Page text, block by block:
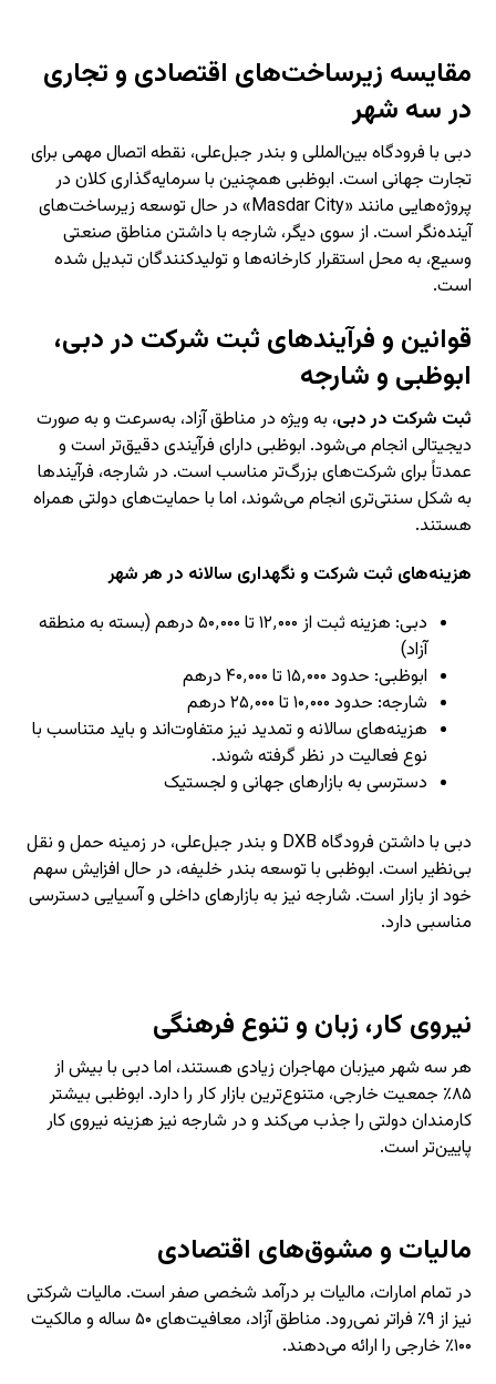
مقایسه زیرساخت‌های اقتصادی و تجاری
در سه شهر
دبی با فرودگاه بین‌المللی و بندر جبل‌علی، نقطه اتصال مهمی برای
تجارت جهانی است. ابوظبی همچنین با سرمایه‌گذاری کلان در
پروژه‌هایی مانند «Masdar City» در حال توسعه زیرساخت‌های
آینده‌نگر است. از سوی دیگر، شارجه با داشتن مناطق صنعتی
وسیع، به محل استقرار کارخانه‌ها و تولیدکنندگان تبدیل شده
است.
قوانین و فرآیندهای ثبت شرکت در دبی،
ابوظبی و شارجه
ثبت شرکت در دبی، به ویژه در مناطق آزاد، به‌سرعت و به صورت
دیجیتالی انجام می‌شود. ابوظبی دارای فرآیندی دقیق‌تر است و
عمدتاً برای شرکت‌های بزرگ‌تر مناسب است. در شارجه، فرآیندها
به شکل سنتی‌تری انجام می‌شوند، اما با حمایت‌های دولتی همراه
هستند.
هزینه‌های ثبت شرکت و نگهداری سالانه در هر شهر
دبی: هزینه ثبت از ۱۲٬۰۰۰ تا ۵۰٬۰۰۰ درهم (بسته به منطقه
آزاد)
ابوظبی: حدود ۱۵٬۰۰۰ تا ۴۰٬۰۰۰ درهم
شارجه: حدود ۱۰٬۰۰۰ تا ۲۵٬۰۰۰ درهم
هزینه‌های سالانه و تمدید نیز متفاوت‌اند و باید متناسب با
نوع فعالیت در نظر گرفته شوند.
دسترسی به بازارهای جهانی و لجستیک
دبی با داشتن فرودگاه DXB و بندر جبل‌علی، در زمینه حمل و نقل
بی‌نظیر است. ابوظبی با توسعه بندر خلیفه، در حال افزایش سهم
خود از بازار است. شارجه نیز به بازارهای داخلی و آسیایی دسترسی
مناسبی دارد.
نیروی کار، زبان و تنوع فرهنگی
هر سه شهر میزبان مهاجران زیادی هستند، اما دبی با بیش از
۸۵٪ جمعیت خارجی، متنوع‌ترین بازار کار را دارد. ابوظبی بیشتر
کارمندان دولتی را جذب می‌کند و در شارجه نیز هزینه نیروی کار
پایین‌تر است.
مالیات و مشوق‌های اقتصادی
در تمام امارات، مالیات بر درآمد شخصی صفر است. مالیات شرکتی
نیز از ۹٪ فراتر نمی‌رود. مناطق آزاد، معافیت‌های ۵۰ ساله و مالکیت
۱۰۰٪ خارجی را ارائه می‌دهند.